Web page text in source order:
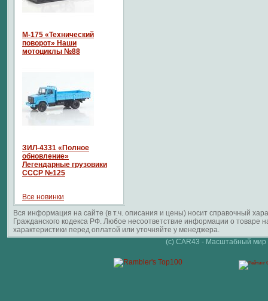
М-175 «Технический
поворот» Наши
мотоциклы №88
ЗИЛ-4331 «Полное
обновление»
Легендарные грузовики
СССР №125
Все новинки
Вся информация на сайте (в т.ч. описания и цены) носит справочный
Гражданского кодекса РФ. Любое несоответствие информации о
характеристики перед оплатой или уточняйте у менеджера.
(c) CAR43 - Масштабный мир